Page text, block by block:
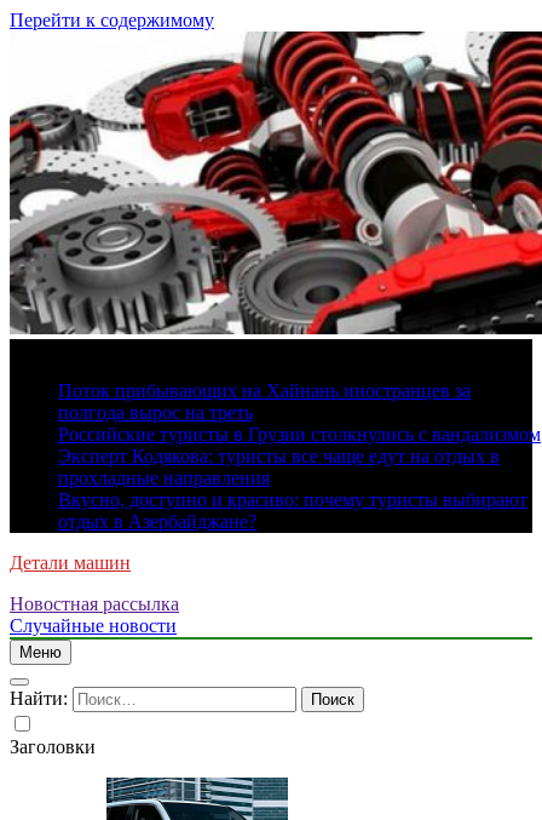
Перейти к содержимому
Поток прибывающих на Хайнань иностранцев за
полгода вырос на треть
Российские туристы в Грузии столкнулись с вандализмом
Эксперт Кодякова: туристы все чаще едут на отдых в
прохладные направления
Вкусно, доступно и красиво: почему туристы выбирают
отдых в Азербайджане?
Детали машин
Новостная рассылка
Случайные новости
Меню
Найти:
Заголовки